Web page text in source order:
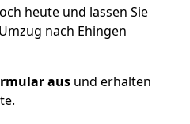
heute und lassen Sie
nach Ehingen
aus und erhalten